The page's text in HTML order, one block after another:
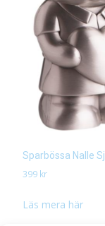
Sparbössa Nalle
399 kr
Läs mera här